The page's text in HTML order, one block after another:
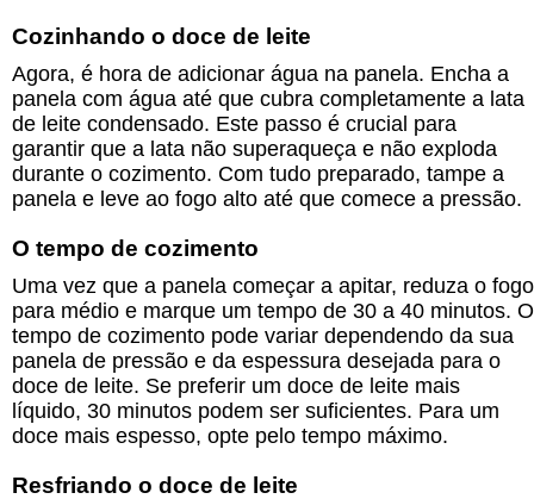
Cozinhando o doce de leite
Agora, é hora de adicionar água na panela. Encha a
panela com água até que cubra completamente a lata
de leite condensado. Este passo é crucial para
garantir que a lata não superaqueça e não exploda
durante o cozimento. Com tudo preparado, tampe a
panela e leve ao fogo alto até que comece a pressão.
O tempo de cozimento
Uma vez que a panela começar a apitar, reduza o fogo
para médio e marque um tempo de 30 a 40 minutos. O
tempo de cozimento pode variar dependendo da sua
panela de pressão e da espessura desejada para o
doce de leite. Se preferir um doce de leite mais
líquido, 30 minutos podem ser suficientes. Para um
doce mais espesso, opte pelo tempo máximo.
Resfriando o doce de leite